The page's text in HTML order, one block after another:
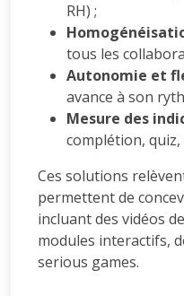
RH) ;
tous les
Autonomie et
avance à son
Mesure des
complétion,
Ces solutions
permettent de
incluant des vidéos
modules interactifs,
serious games.